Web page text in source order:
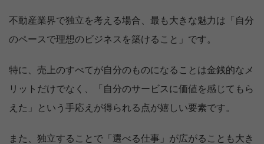
不動産業界で独立を考える場合、最も大きな魅力は「自分
のペースで理想のビジネスを築けること」です。
特に、売上のすべてが自分のものになることは金銭的なメ
リットだけでなく、「自分のサービスに価値を感じてもら
えた」という手応えが得られる点が嬉しい要素です。
また、独立することで「選べる仕事」が広がることも大き